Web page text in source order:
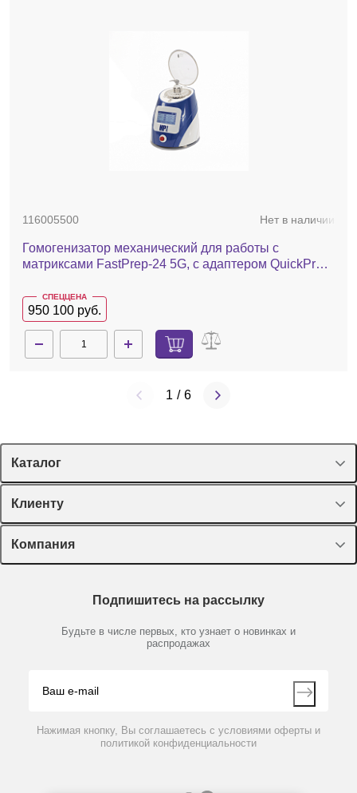
116005500 Нет в наличии
Гомогенизатор механический для работы с
матриксами FastPrep-24 5G, с адаптером QuickPrep,
СПЕЦЦЕНА
950 100 руб.
1 / 6
Каталог
Спецпредложения
Оборудование, приборы
Пластик, стекло, принадлежности
Химические реактивы, препараты, наборы
Производители
Клиенту
Лекторий Диаэм
Доставка и оплата
Мобильное приложение
Компания
Партнеры
Контакты
Подпишитесь на рассылку
Будьте в числе первых, кто узнает о новинках и
распродажах
Нажимая кнопку, Вы соглашаетесь с условиями оферты и
политикой конфиденциальности